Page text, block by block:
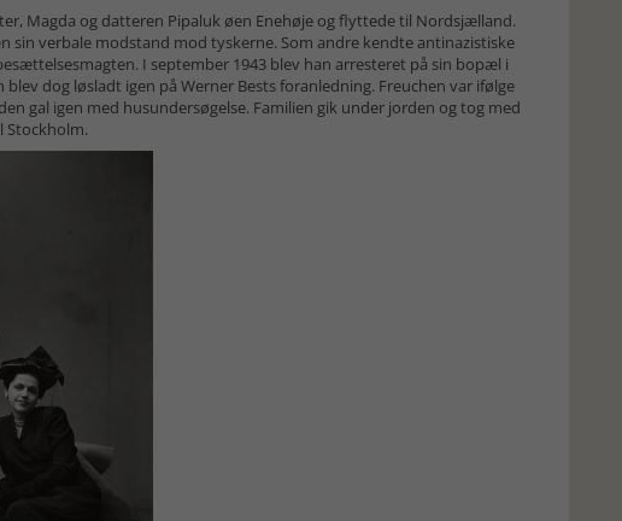
Magda og datteren Pipaluk øen Enehøje og flyttede til Nordsjælland.
sin verbale modstand mod tyskerne. Som andre kendte antinazistiske
I september 1943 blev han arresteret på sin bopæl i
dog løsladt igen på Werner Bests foranledning. Freuchen var ifølge
gal igen med husundersøgelse. Familien gik under jorden og tog med
Stockholm.